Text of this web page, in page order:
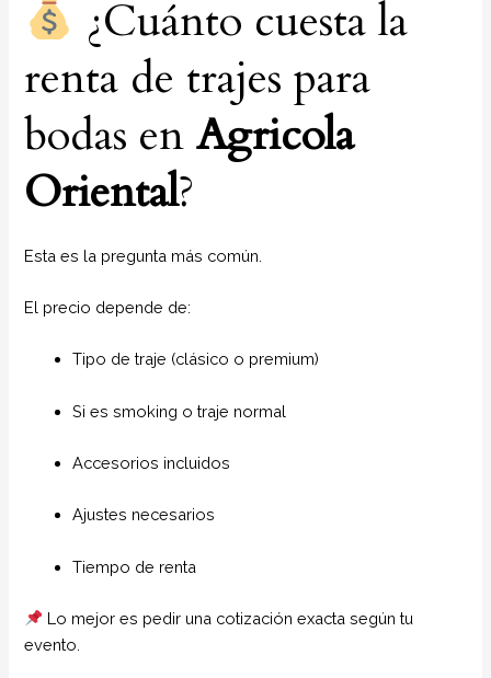
¿Cuánto cuesta la
renta de trajes para
bodas enAgricola
Oriental?
Esta es la pregunta más común.
El precio depende de:
Tipo de traje (clásico o premium)
Si es smoking o traje normal
Accesorios incluidos
Ajustes necesarios
Tiempo de renta
Lo mejor es pedir una cotización exacta según tu
evento.